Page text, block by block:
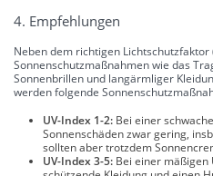
4. Empfehlungen
Neben dem richtigen Lichtschutzfaktor
Sonnenschutzmaßnahmen wie das
Sonnenbrillen und langärmliger
werden folgende
UV-Index 1-2: Bei einer
Sonnenschäden zwar gering,
sollten aber trotzdem
UV-Index 3-5: Bei einer mäßigen